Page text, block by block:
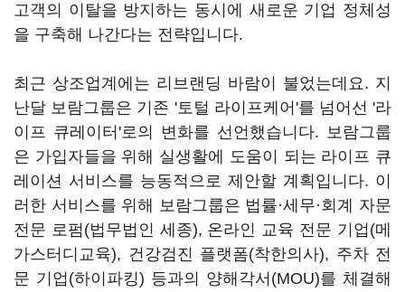
고객의 이탈을 방지하는 동시에 새로운 기업 정체성
을 구축해 나간다는 전략입니다.
최근 상조업계에는 리브랜딩 바람이 불었는데요. 지
난달 보람그룹은 기존 '토털 라이프케어'를 넘어선 '라
이프 큐레이터'로의 변화를 선언했습니다. 보람그룹
은 가입자들을 위해 실생활에 도움이 되는 라이프 큐
레이션 서비스를 능동적으로 제안할 계획입니다. 이
러한 서비스를 위해 보람그룹은 법률·세무·회계 자문
전문 로펌(법무법인 세종), 온라인 교육 전문 기업(메
가스터디교육), 건강검진 플랫폼(착한의사), 주차 전
문 기업(하이파킹) 등과의 양해각서(MOU)를 체결해